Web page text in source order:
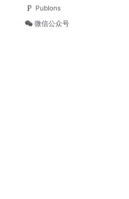
Publons
微信公众号